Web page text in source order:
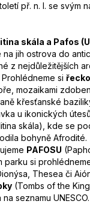
př. n. l. se svým
skála a Pafos
jih ostrova do
z nejdůležitějších
si
mozaikami
křesťanské
u ikonických
skála), kde se
bohyně Afrodité.
PAFOSU
parku si
Thesea či
(Tombs of the
seznamu UNESCO.